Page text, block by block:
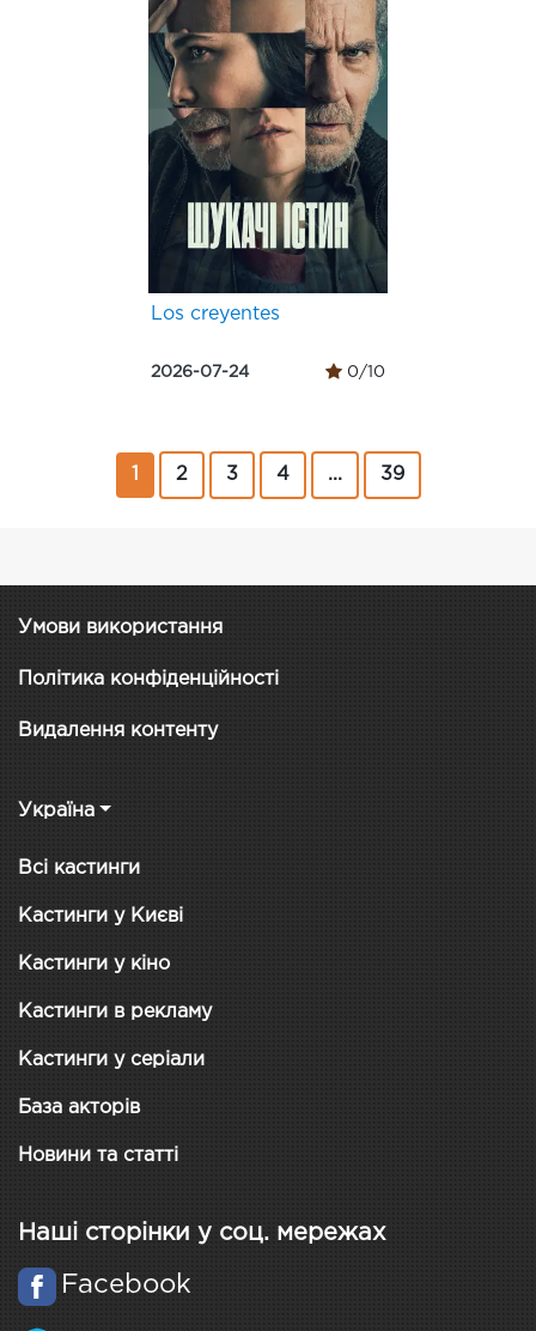
Los creyentes
2026-07-24 0/10
2 3 4 ... 39
Умови використання
Політика конфіденційності
Видалення контенту
Україна
Всі кастинги
Кастинги у Києві
Кастинги у кіно
Кастинги в рекламу
Кастинги у серіали
База акторів
Новини та статті
Наші сторінки у соц. мережах
Facebook